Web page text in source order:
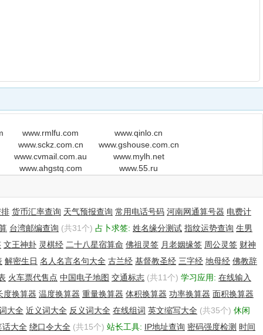
www.rmlfu.com
www.qinlo.cn
www.sckz.com.cn
www.gshouse.com.cn
www.cvmail.com.au
www.mylh.net
www.ahgstq.com
www.55.ru
货币汇率查询 天气预报查询 常用电话号码 河南网通算号器 电费计
台湾邮编查询 (共31个) 占卜求签: 姓名缘分测试 指纹运势查询 生男
文王神卦 灵棋经 二十八星宿算命 佛祖灵签 月老姻缘签 周公灵签 财神
解密生日 名人名言名句大全 古兰经 基督教圣经 三字经 地母经 佛教辞
火车票代售点 中国电子地图 交通标志 (共11个) 学习应用: 在线输入
度换算器 温度换算器 重量换算器 体积换算器 功率换算器 面积换算器
大全 近义词大全 反义词大全 在线组词 英文缩写大全 (共35个) 休闲
话大全 绕口令大全 (共15个) 站长工具: IP地址查询 密码强度检测 时间